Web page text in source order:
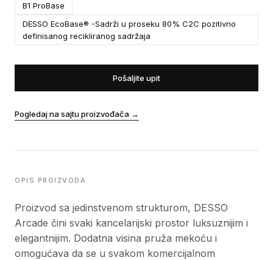
B1 ProBase
DESSO EcoBase® -Sadrži u proseku 80% C2C pozitivno
definisanog recikliranog sadržaja
Pošaljite upit
Pogledaj na sajtu proizvođača →
OPIS PROIZVODA
Proizvod sa jedinstvenom strukturom, DESSO
Arcade čini svaki kancelarijski prostor luksuznijim i
elegantnijim. Dodatna visina pruža mekoću i
omogućava da se u svakom komercijalnom